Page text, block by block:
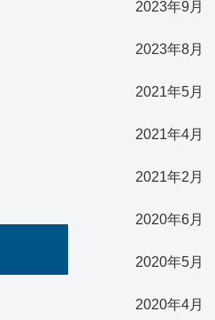
2023年9月
2023年8月
2021年5月
2021年4月
2021年2月
2020年6月
2020年5月
2020年4月